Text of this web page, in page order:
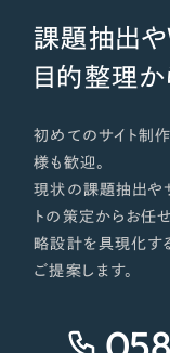
課題抽出
目的整理か
初めてのサイト制
様も歓迎。
現状の課題抽出や
トの策定からお任
略設計を具現化す
ご提案します。